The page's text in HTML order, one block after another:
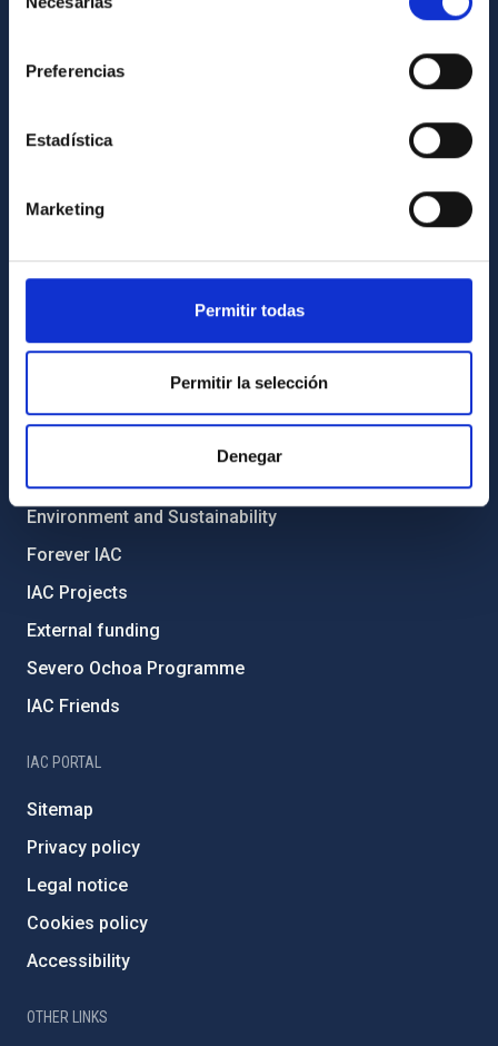
Preferencias
Estadística
Marketing
Permitir todas
Permitir la selección
Denegar
GENERAL INFORMATION
How to get to the IAC
General register
Environment and Sustainability
Forever IAC
IAC Projects
External funding
Severo Ochoa Programme
IAC Friends
IAC PORTAL
Sitemap
Privacy policy
Legal notice
Cookies policy
Accessibility
OTHER LINKS